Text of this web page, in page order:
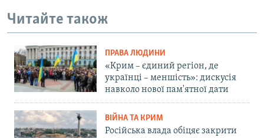
Читайте також
ПРАВА ЛЮДИНИ
«Крим – єдиний регіон, де
українці – меншість»: дискусія
навколо нової пам'ятної дати
ВІЙНА ТА КРИМ
Російська влада обіцяє закрити